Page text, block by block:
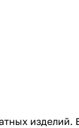
изделий.